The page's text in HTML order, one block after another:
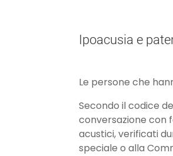
Ipoacusia e
Le persone che
Secondo il codice
conversazione con
acustici, verificati
speciale o alla